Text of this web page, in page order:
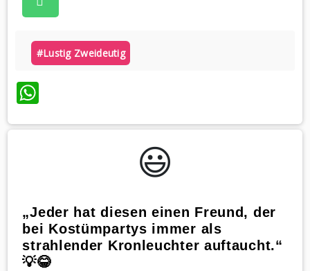
#lustig Zweideutig
WhatsApp
😃️
„Jeder hat diesen einen Freund, der
bei Kostümpartys immer als
strahlender Kronleuchter auftaucht.“
💡😂